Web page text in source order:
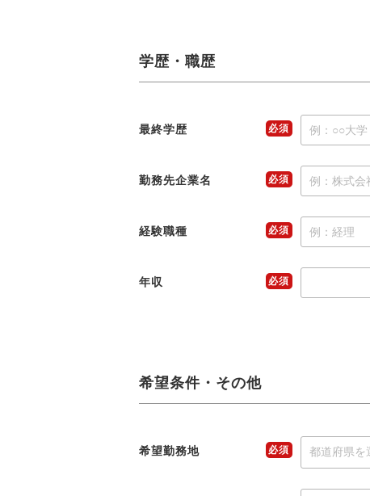
学歴・職歴
最終学歴 必須
勤務先企業名 必須
経験職種 必須
年収 必須
希望条件・その他
希望勤務地 必須